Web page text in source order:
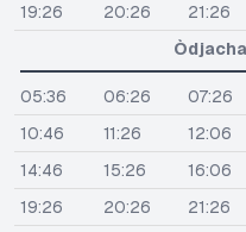
19:26
20:26 21:26
05:36 06:26 07:26
10:46
11:26 12:06
14:46
15:26 16:06
19:26
20:26 21:26